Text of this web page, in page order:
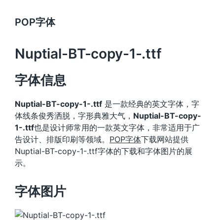
POP字体
Nuptial-BT-copy-1-.ttf
字体信息
Nuptial-BT-copy-1-.ttf 是一款经典的英文字体，字
体线条俊秀洒脱，字形典雅大气， Nuptial-BT-copy-
1-.ttf也是设计师常用的一款英文字体，非常适用于广
告设计、排版印刷等领域。 POP字体下载网站提供
Nuptial-BT-copy-1-.ttf字体的下载和字体图片的展
示。
字体图片